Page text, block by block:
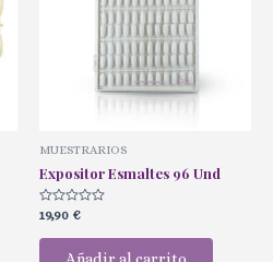
MUESTRARIOS
Expositor Esmaltes 96 Und
Valorado
con
0
19,90 €